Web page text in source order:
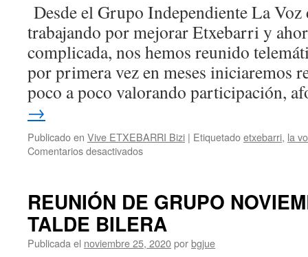
Desde el Grupo Independiente La
trabajando por mejorar Etxebarri y
complicada, nos hemos reunido
por primera vez en meses iniciaremos
poco a poco valorando participación,
→
Publicado en Vive ETXEBARRI Bizi | Etiquetadoetxebarri, la
Comentarios desactivadosen
Marzo
–
Martxoko
ohiko
REUNIÓN DE GRUPO
TALDE BILERA
Publicada el noviembre 25, 2020porbgjue